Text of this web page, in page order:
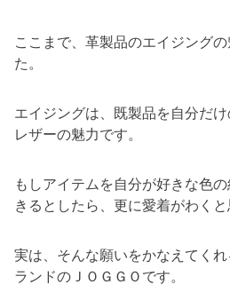
ここまで、革製品のエイジング
た。
エイジングは、既製品を自分だ
レザーの魅力です。
もしアイテムを自分が好きな色
きるとしたら、更に愛着がわく
実は、そんな願いをかなえてく
ランドのＪＯＧＧＯです。